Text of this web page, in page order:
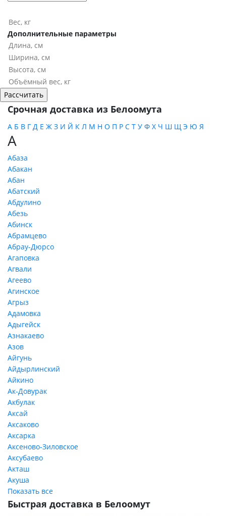
Дополнительные параметры
Срочная доставка из Белоомута
А Б В Г Д Е Ж З И Й К Л М Н О П Р С Т У Ф Х Ч Ш Щ Э Ю Я
А
Абаза
Абакан
Абан
Абатский
Абдулино
Абезь
Абинск
Абрамцево
Абрау-Дюрсо
Агаповка
Агвали
Агеево
Агинское
Агрыз
Адамовка
Адыгейск
Азнакаево
Азов
Айгунь
Айдырлинский
Айкино
Ак-Довурак
Акбулак
Аксай
Аксаково
Аксарка
Аксеново-Зиловское
Аксубаево
Акташ
Акуша
Показать все
Быстрая доставка в Белоомут